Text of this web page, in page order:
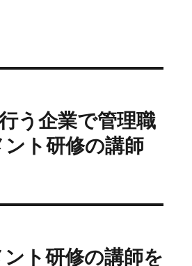
う企業で管理職
ト研修の講師
ト研修の講師を